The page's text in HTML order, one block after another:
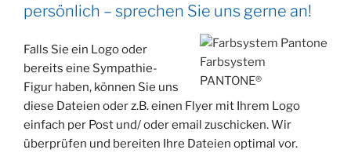
persönlich – sprechen Sie uns gerne an!
Farbsystem
PANTONE®
Falls Sie ein Logo oder
bereits eine Sympathie-
Figur haben, können Sie uns
diese Dateien oder z.B. einen Flyer mit Ihrem Logo
einfach per Post und/ oder email zuschicken. Wir
überprüfen und bereiten Ihre Dateien optimal vor.